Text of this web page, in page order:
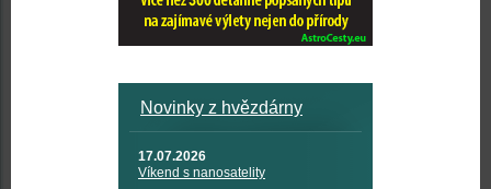
Novinky z hvězdárny
17.07.2026
Víkend s nanosatelity